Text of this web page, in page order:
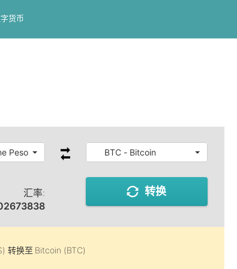
货币
Peso BTC - Bitcoin
汇率:
转换
转换至 Bitcoin (BTC)